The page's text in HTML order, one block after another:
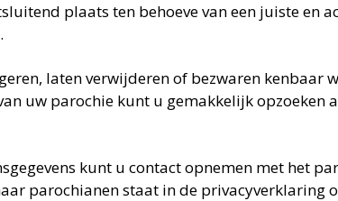
plaats ten behoeve van een juiste
laten verwijderen of bezwaren kenbaar
uw parochie kunt u gemakkelijk opzoeken
kunt u contact opnemen met het
parochianen staat in de privacyverklaring